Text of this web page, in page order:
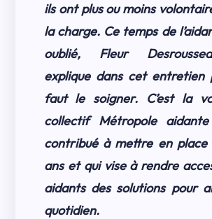
ils ont plus ou moins
la charge. Ce temps de
oublié, Fleur
explique dans cet entretien
faut le soigner. C’est la
collectif Métropole
contribué à mettre en
ans et qui vise à rendre
aidants des solutions pour
quotidien.